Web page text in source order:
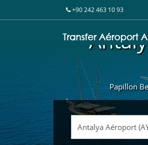
+90 242 463 10 93
Papillon